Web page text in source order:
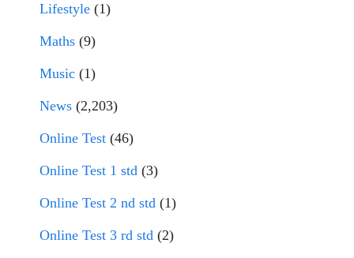
Lifestyle (1)
Maths (9)
Music (1)
News (2,203)
Online Test (46)
Online Test 1 std (3)
Online Test 2 nd std (1)
Online Test 3 rd std (2)